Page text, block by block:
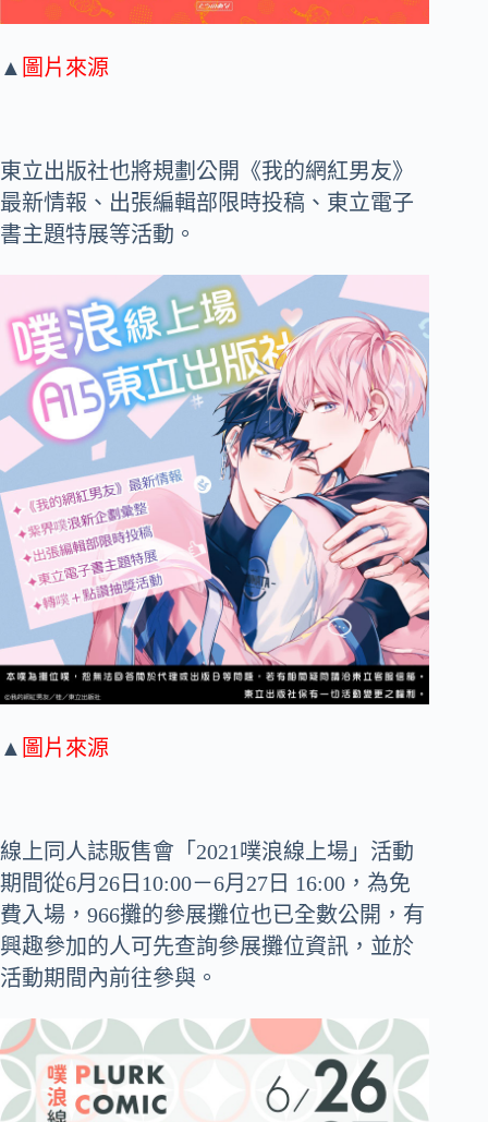
▲ 圖片來源
東立出版社也將規劃公開《我的網紅男友》
最新情報、出張編輯部限時投稿、東立電子
書主題特展等活動。
▲ 圖片來源
線上同人誌販售會「2021噗浪線上場」活動
期間從6月26日10:00－6月27日 16:00，為免
費入場，966攤的參展攤位也已全數公開，有
興趣參加的人可先查詢參展攤位資訊，並於
活動期間內前往參與。